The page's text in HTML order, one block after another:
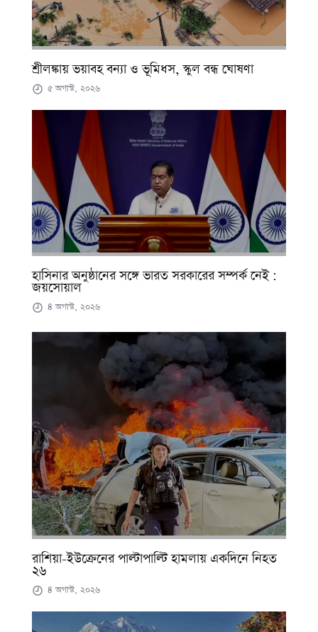
শ্রীলঙ্কায় ভয়াবহ বন্যা ও ভূমিধস, স্কুল বন্ধ ঘোষণা
৫ অগাস্ট, ২০২৬
হাসিনার অনুষ্ঠানের সঙ্গে ভারত সরকারের সম্পর্ক নেই :
জয়সোয়াল
৪ অগাস্ট, ২০২৬
রাশিয়া-ইউক্রেনের পাল্টাপাল্টি হামলায় একদিনে নিহত
২৬
৪ অগাস্ট, ২০২৬